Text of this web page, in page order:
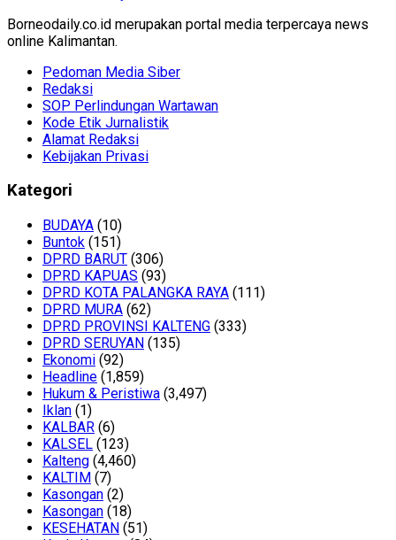
Borneodaily.co.id merupakan portal media terpercaya news
online Kalimantan.
Pedoman Media Siber
Redaksi
SOP Perlindungan Wartawan
Kode Etik Jurnalistik
Alamat Redaksi
Kebijakan Privasi
Kategori
BUDAYA (10)
Buntok (151)
DPRD BARUT (306)
DPRD KAPUAS (93)
DPRD KOTA PALANGKA RAYA (111)
DPRD MURA (62)
DPRD PROVINSI KALTENG (333)
DPRD SERUYAN (135)
Ekonomi (92)
Headline (1,859)
Hukum & Peristiwa (3,497)
Iklan (1)
KALBAR (6)
KALSEL (123)
Kalteng (4,460)
KALTIM (7)
Kasongan (2)
Kasongan (18)
KESEHATAN (51)